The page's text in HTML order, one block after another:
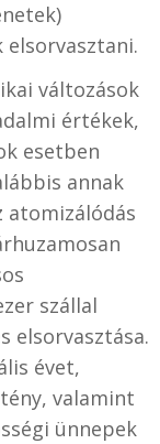
elsorvasztani.
változások
értékek,
esetben
annak
atomizálódás
szállal
elsorvasztása.
évet,
valamint
ünnepek